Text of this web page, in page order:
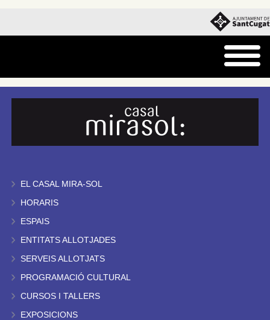
EL CASAL MIRA-SOL
HORARIS
ESPAIS
ENTITATS ALLOTJADES
SERVEIS ALLOTJATS
PROGRAMACIÓ CULTURAL
CURSOS I TALLERS
EXPOSICIONS